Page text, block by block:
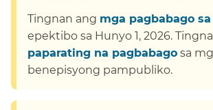
Tingnan ang mga pagbabago sa
epektibo sa Hunyo 1, 2026.
paparating na pagbabago sa
benepisyong pampubliko.​​